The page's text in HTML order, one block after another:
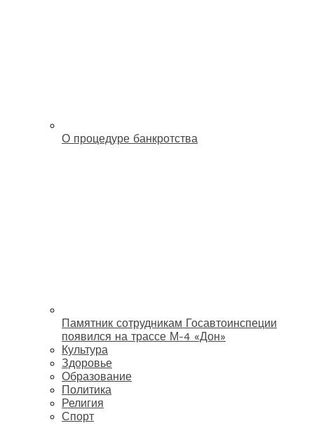
О процедуре банкротства
Памятник сотрудникам Госавтоинспеции
появился на трассе М-4 «Дон»
Культура
Здоровье
Образование
Политика
Религия
Спорт